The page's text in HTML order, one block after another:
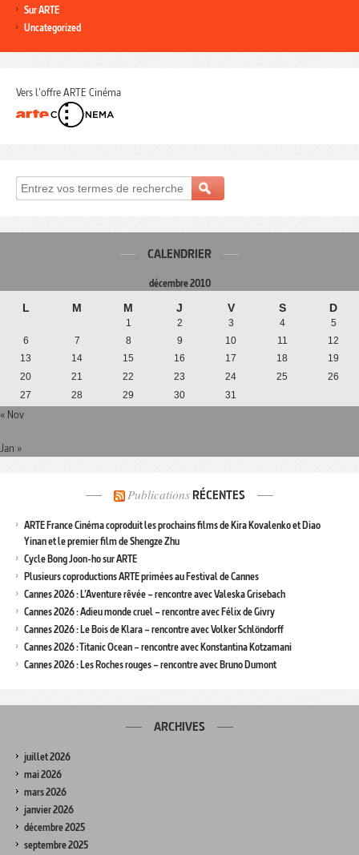
Sur ARTE
Uncategorized
Vers l'offre ARTE Cinéma
CALENDRIER
décembre 2010
L M M J V S D
1 2 3 4
5
6
7 8 9 10 11
12
13
14 15 16 17 18
19
20
21 22 23 24 25
26
27
28 29 30 31
« Nov
Jan »
Publications RÉCENTES
ARTE France Cinéma coproduit les prochains films de Kira Kovalenko et Diao
Yinan et le premier film de Shengze Zhu
Cycle Bong Joon-ho sur ARTE
Plusieurs coproductions ARTE primées au Festival de Cannes
Cannes 2026 : L’Aventure rêvée – rencontre avec Valeska Grisebach
Cannes 2026 : Adieu monde cruel – rencontre avec Félix de Givry
Cannes 2026 : Le Bois de Klara – rencontre avec Volker Schlöndorff
Cannes 2026 : Titanic Ocean – rencontre avec Konstantina Kotzamani
Cannes 2026 : Les Roches rouges – rencontre avec Bruno Dumont
ARCHIVES
juillet 2026
mai 2026
mars 2026
janvier 2026
décembre 2025
septembre 2025